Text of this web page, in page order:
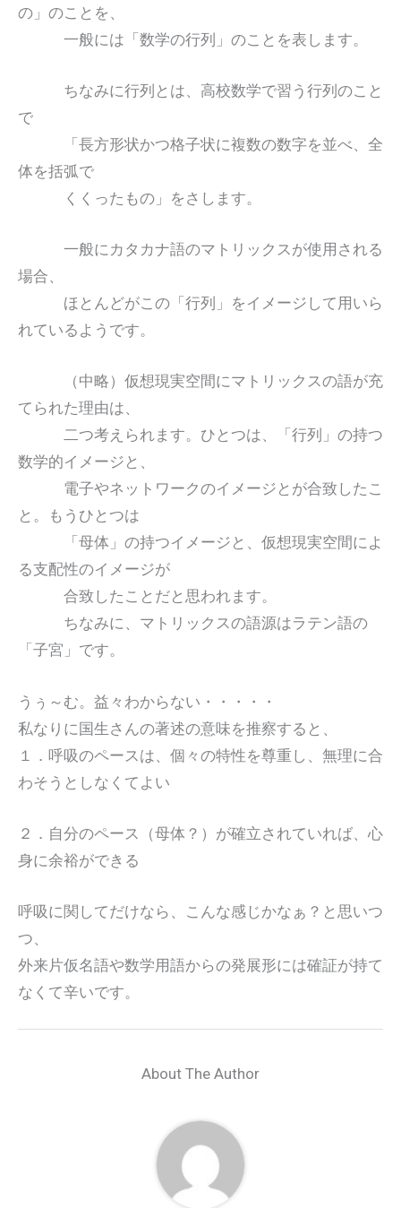
の」のことを、
一般には「数学の行列」のことを表します。
ちなみに行列とは、高校数学で習う行列のこと
で
「長方形状かつ格子状に複数の数字を並べ、全
体を括弧で
くくったもの」をさします。
一般にカタカナ語のマトリックスが使用される
場合、
ほとんどがこの「行列」をイメージして用いら
れているようです。
（中略）仮想現実空間にマトリックスの語が充
てられた理由は、
二つ考えられます。ひとつは、「行列」の持つ
数学的イメージと、
電子やネットワークのイメージとが合致したこ
と。もうひとつは
「母体」の持つイメージと、仮想現実空間によ
る支配性のイメージが
合致したことだと思われます。
ちなみに、マトリックスの語源はラテン語の
「子宮」です。
うぅ～む。益々わからない・・・・・
私なりに国生さんの著述の意味を推察すると、
１．呼吸のペースは、個々の特性を尊重し、無理に合
わそうとしなくてよい
２．自分のペース（母体？）が確立されていれば、心
身に余裕ができる
呼吸に関してだけなら、こんな感じかなぁ？と思いつ
つ、
外来片仮名語や数学用語からの発展形には確証が持て
なくて辛いです。
About The Author